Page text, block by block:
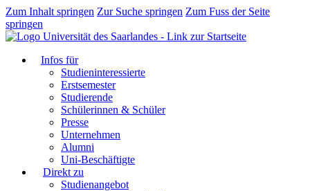
Zum Inhalt springen Zur Suche springen Zum Fuss der Seite
springen
Infos für
Studieninteressierte
Erstsemester
Studierende
Schülerinnen & Schüler
Presse
Unternehmen
Alumni
Uni-Beschäftigte
Direkt zu
Studienangebot